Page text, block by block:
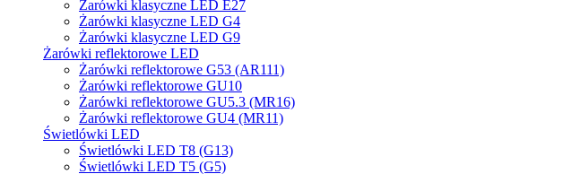
Żarówki klasyczne LED E27
Żarówki klasyczne LED G4
Żarówki klasyczne LED G9
Żarówki reflektorowe LED
Żarówki reflektorowe G53 (AR111)
Żarówki reflektorowe GU10
Żarówki reflektorowe GU5.3 (MR16)
Żarówki reflektorowe GU4 (MR11)
Świetlówki LED
Świetlówki LED T8 (G13)
Świetlówki LED T5 (G5)